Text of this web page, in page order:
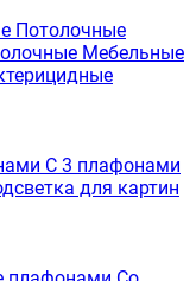
Потолочные
Мебельные
С 3 плафонами
для картин